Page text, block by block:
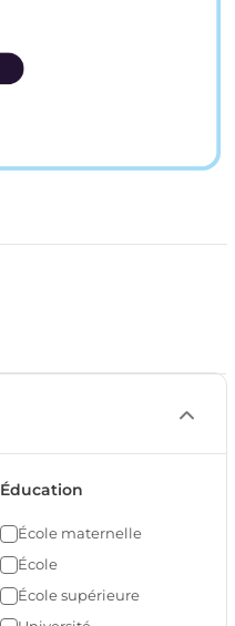
Éducation
École maternelle
École
École supérieure